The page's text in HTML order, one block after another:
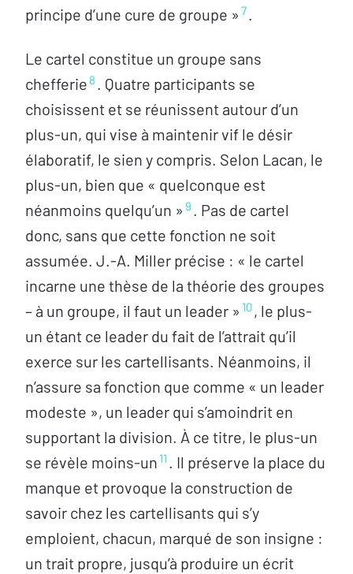
principe d’une cure de groupe » 7.
Le cartel constitue un groupe sans
chefferie 8 . Quatre participants se
choisissent et se réunissent autour d’un
plus-un, qui vise à maintenir vif le désir
élaboratif, le sien y compris. Selon Lacan, le
plus-un, bien que « quelconque est
néanmoins quelqu’un » 9 . Pas de cartel
donc, sans que cette fonction ne soit
assumée. J.-A. Miller précise : « le cartel
incarne une thèse de la théorie des groupes
– à un groupe, il faut un leader » 10 , le plus-
un étant ce leader du fait de l’attrait qu’il
exerce sur les cartellisants. Néanmoins, il
n’assure sa fonction que comme « un leader
modeste », un leader qui s’amoindrit en
supportant la division. À ce titre, le plus-un
se révèle moins-un 11 . Il préserve la place du
manque et provoque la construction de
savoir chez les cartellisants qui s’y
emploient, chacun, marqué de son insigne :
un trait propre, jusqu’à produire un écrit